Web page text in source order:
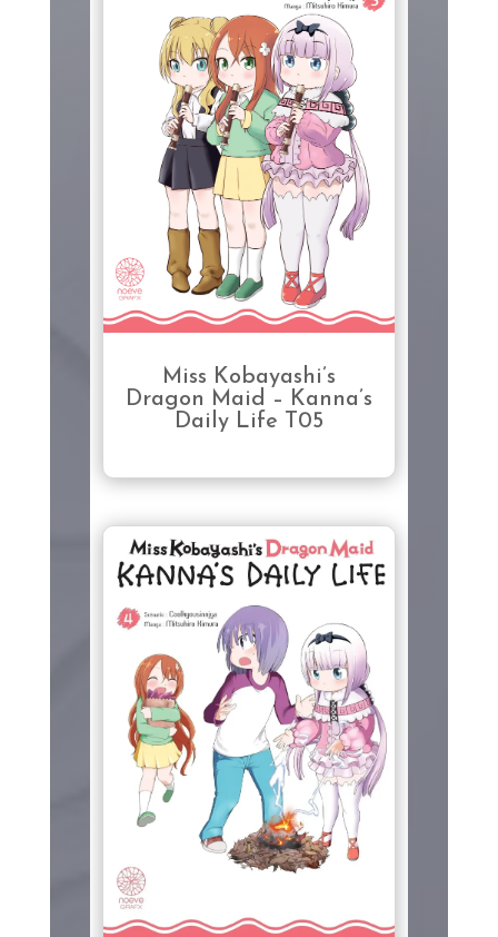
Miss Kobayashi’s
Dragon Maid – Kanna’s
Daily Life T05